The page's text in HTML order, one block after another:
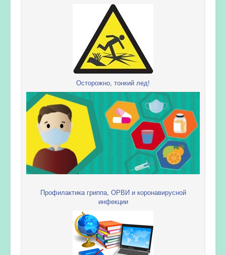
Осторожно, тонкий лед!
Профилактика гриппа, ОРВИ и коронавирусной
инфекции